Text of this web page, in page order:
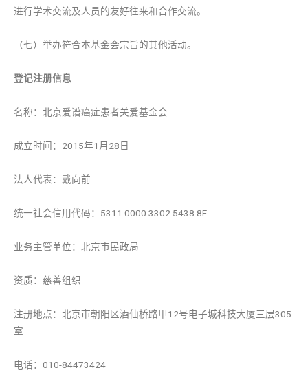
进行学术交流及人员的友好往来和合作交流。
（七）举办符合本基金会宗旨的其他活动。
登记注册信息
名称：北京爱谱癌症患者关爱基金会
成立时间：2015年1月28日
法人代表：戴向前
统一社会信用代码：5311 0000 3302 5438 8F
业务主管单位：北京市民政局
资质：慈善组织
注册地点：北京市朝阳区酒仙桥路甲12号电子城科技大厦三层305
室
电话：010-84473424